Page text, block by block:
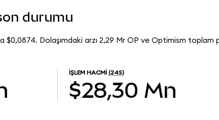
durumu
$0,0874. Dolaşımdaki arzı 2,29 Mr OP ve Optimism toplam
İŞLEM HACMI (24S)
$28,30 Mn